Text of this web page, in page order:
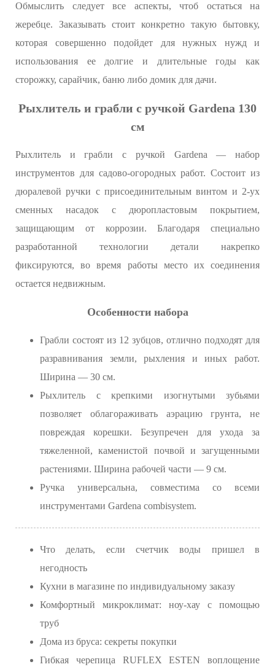
Обмыслить следует все аспекты, чтоб остаться на
жеребце. Заказывать стоит конкретно такую бытовку,
которая совершенно подойдет для нужных нужд и
использования ее долгие и длительные годы как
сторожку, сарайчик, баню либо домик для дачи.
Рыхлитель и грабли с ручкой Gardena 130
см
Рыхлитель и грабли с ручкой Gardena — набор
инструментов для садово-огородных работ. Состоит из
дюралевой ручки с присоединительным винтом и 2-ух
сменных насадок с дюропластовым покрытием,
защищающим от коррозии. Благодаря специально
разработанной технологии детали накрепко
фиксируются, во время работы место их соединения
остается недвижным.
Особенности набора
Грабли состоят из 12 зубцов, отлично подходят для
разравнивания земли, рыхления и иных работ.
Ширина — 30 см.
Рыхлитель с крепкими изогнутыми зубьями
позволяет облагораживать аэрацию грунта, не
повреждая корешки. Безупречен для ухода за
тяжеленной, каменистой почвой и загущенными
растениями. Ширина рабочей части — 9 см.
Ручка универсальна, совместима со всеми
инструментами Gardena combisystem.
Что делать, если счетчик воды пришел в
негодность
Кухни в магазине по индивидуальному заказу
Комфортный микроклимат: ноу-хау с помощью
труб
Дома из бруса: секреты покупки
Гибкая черепица RUFLEX ESTEN воплощение